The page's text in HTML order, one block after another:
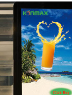
150
كوب
استهلاك الطاقة
الجهد االكهربى
طول خط الطاقة
الوضع التلقائي